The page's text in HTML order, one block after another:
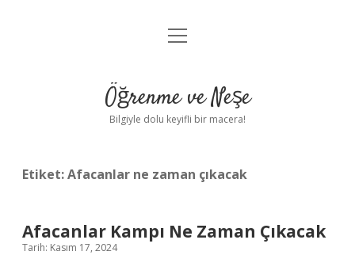
Anasayfa
Yasal Uyarı
menüyü
Öğrenme ve Neşe
Bilgiyle dolu keyifli bir macera!
Etiket:Afacanlar ne zaman çıkacak
Afacanlar Kampı Ne Zaman Çıkacak
Tarih: Kasım 17, 2024